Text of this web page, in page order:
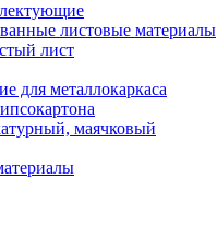
листовые материалы
лист
для металлокаркаса
маячковый